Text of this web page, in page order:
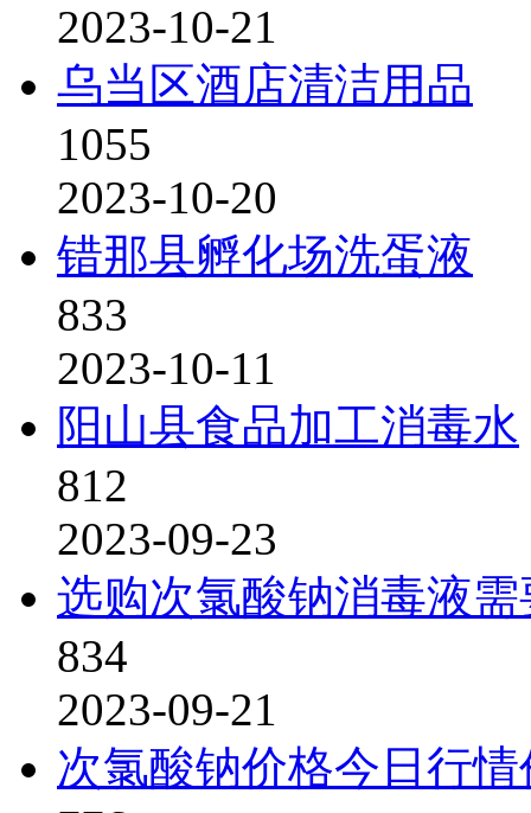
2023-10-21
乌当区酒店清洁用品
1055
2023-10-20
错那县孵化场洗蛋液
833
2023-10-11
阳山县食品加工消毒水
812
2023-09-23
选购次氯酸钠消毒液
834
2023-09-21
次氯酸钠价格今日行